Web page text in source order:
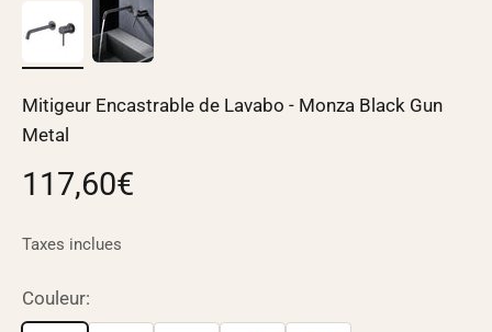
Mitigeur Encastrable de Lavabo - Monza Black Gun
Metal
Prix de vente
117,60€
Taxes inclues
Couleur: